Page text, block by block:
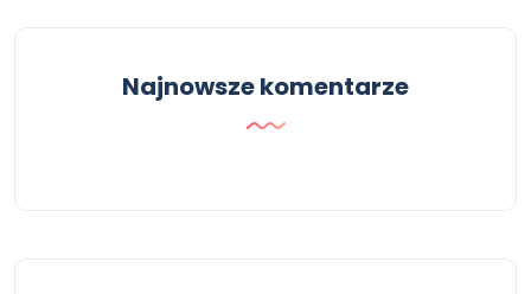
Najnowsze komentarze